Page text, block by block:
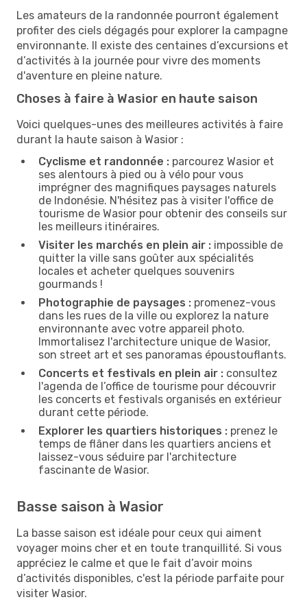
Les amateurs de la randonnée pourront également
profiter des ciels dégagés pour explorer la campagne
environnante. Il existe des centaines d’excursions et
d’activités à la journée pour vivre des moments
d'aventure en pleine nature.
Choses à faire à Wasior en haute saison
Voici quelques-unes des meilleures activités à faire
durant la haute saison à Wasior :
Cyclisme et randonnée : parcourez Wasior et
ses alentours à pied ou à vélo pour vous
imprégner des magnifiques paysages naturels
de Indonésie. N'hésitez pas à visiter l'office de
tourisme de Wasior pour obtenir des conseils sur
les meilleurs itinéraires.
Visiter les marchés en plein air : impossible de
quitter la ville sans goûter aux spécialités
locales et acheter quelques souvenirs
gourmands !
Photographie de paysages : promenez-vous
dans les rues de la ville ou explorez la nature
environnante avec votre appareil photo.
Immortalisez l'architecture unique de Wasior,
son street art et ses panoramas époustouflants.
Concerts et festivals en plein air : consultez
l'agenda de l’office de tourisme pour découvrir
les concerts et festivals organisés en extérieur
durant cette période.
Explorer les quartiers historiques : prenez le
temps de flâner dans les quartiers anciens et
laissez-vous séduire par l'architecture
fascinante de Wasior.
Basse saison à Wasior
La basse saison est idéale pour ceux qui aiment
voyager moins cher et en toute tranquillité. Si vous
appréciez le calme et que le fait d’avoir moins
d’activités disponibles, c'est la période parfaite pour
visiter Wasior.